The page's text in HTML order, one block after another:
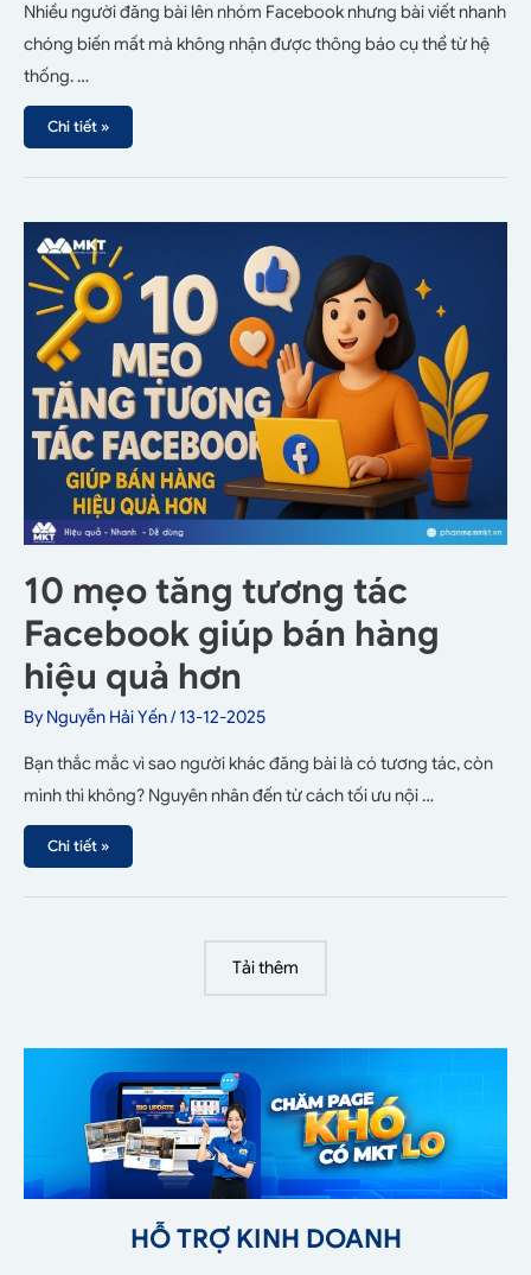
Nhiều người đăng bài lên nhóm Facebook nhưng bài viết nhanh
chóng biến mất mà không nhận được thông báo cụ thể từ hệ
thống. …
Chi tiết »
10 mẹo tăng tương tác
Facebook giúp bán hàng
hiệu quả hơn
ByNguyễn Hải Yến/13-12-2025
Bạn thắc mắc vì sao người khác đăng bài là có tương tác, còn
mình thì không? Nguyên nhân đến từ cách tối ưu nội …
Chi tiết »
Tải thêm
HỖ TRỢ KINH DOANH